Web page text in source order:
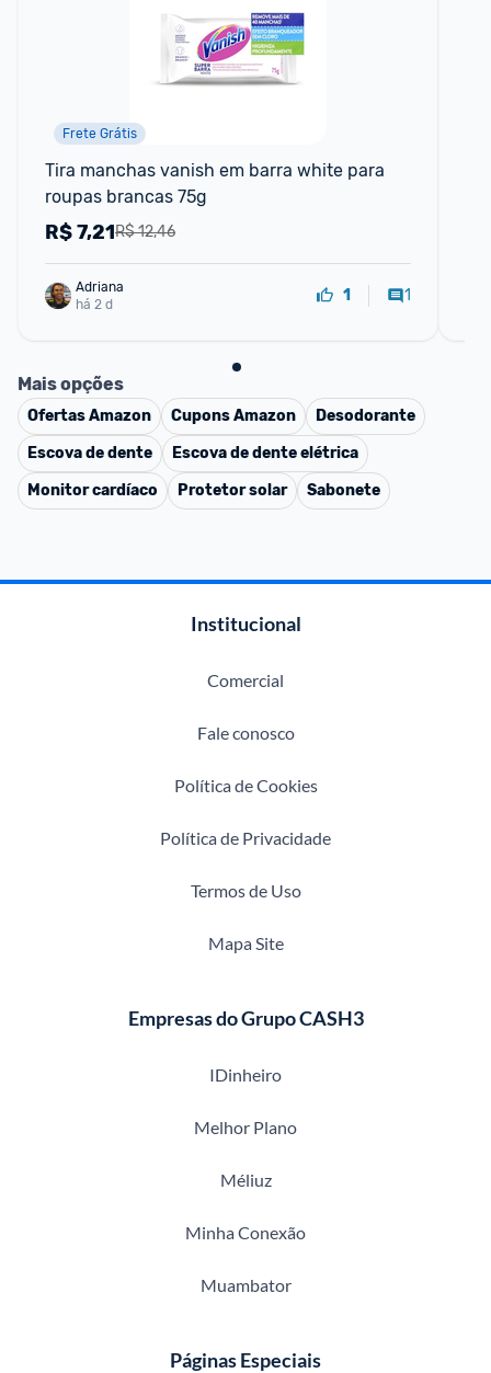
Frete Grátis
Tira manchas vanish em barra white para
roupas brancas 75g
R$ 12,46
R$7,21
Adriana
há 2 d
1 1
Mais opções
OfertasAmazon CuponsAmazon
Desodorante
Escova de dente
Escova de dente elétrica
Monitor cardíaco
Protetor solar Sabonete
Institucional
Comercial
Fale conosco
Política de Cookies
Política de Privacidade
Termos de Uso
Mapa Site
Empresas do Grupo CASH3
IDinheiro
Melhor Plano
Méliuz
Minha Conexão
Muambator
Páginas Especiais